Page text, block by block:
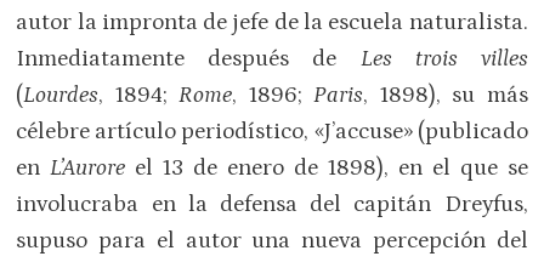
autor la impronta de jefe de la escuela naturalista.
Inmediatamente después de Les trois villes
(Lourdes, 1894;Rome, 1896;Paris, 1898), su más
célebre artículo periodístico, «J’accuse» (publicado
enL’Aurore el 13 de enero de 1898), en el que se
involucraba en la defensa del capitán Dreyfus,
supuso para el autor una nueva percepción del